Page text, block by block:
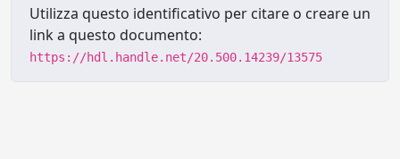
Utilizza questo identificativo per citare o creare un
link a questo documento:
https://hdl.handle.net/20.500.14239/13575